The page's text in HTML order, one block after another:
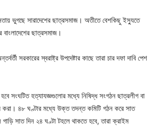
ভুগছে সারাদেশের ছাত্রসমাজ। অতীতে বেশকিছু ইস্যুতে
ছাত্রসমাজ।
সরকারের স্বরাষ্ট্র উপদেষ্টার কাছে তারা চার দফা দাবি পেশ
সংঘটিত হত্যাযজ্ঞগুলোর মধ্যে নিষিদ্ধ সংগঠন ছাত্রলীগ বা
করা। ৪৮ ঘণ্টার মধ্যে উক্ত তদন্ত কমিটি গঠন করে সাত
গাড়ি সাত দিন ২৪ ঘণ্টা টহলে থাকতে হবে, তারা ক্রাইম